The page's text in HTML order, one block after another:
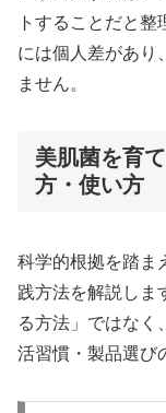
トすることだと
には個人差があり
ません。
美肌菌を育
方・使い方
科学的根拠を踏ま
践方法を解説しま
る方法」ではなく
活習慣・製品選び